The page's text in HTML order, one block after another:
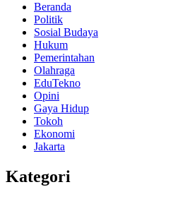
Beranda
Politik
Sosial Budaya
Hukum
Pemerintahan
Olahraga
EduTekno
Opini
Gaya Hidup
Tokoh
Ekonomi
Jakarta
Kategori